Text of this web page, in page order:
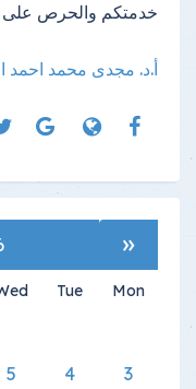
خدمتكم والحرص
أ.د. مجدى محمد احمد
«
Mon
Tue
3
4
5